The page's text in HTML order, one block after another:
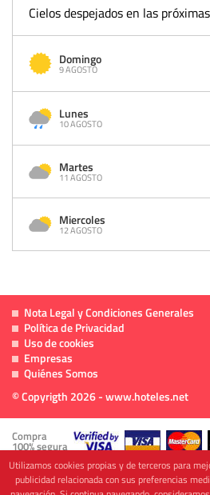
Cielos despejados en las
Domingo
9 AGOSTO
Lunes
10 AGOSTO
Martes
11 AGOSTO
Miercoles
12 AGOSTO
Nota Legal y Condiciones Generales
Política de Privacidad
Uso de cookies
Empresas
Quiénes Somos
© Copyrigth 2026 - www.hoteles.net
Compra
100% segura
Utilizamos cookies propias y de terceros para
publicidad relacionada con sus preferencias